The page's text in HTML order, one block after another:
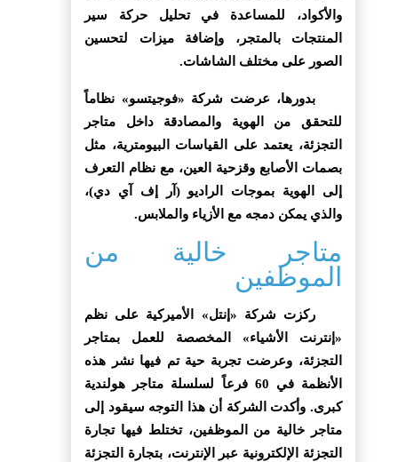
والأكواد، للمساعدة في تحليل حركة سير
المنتجات بالمتجر، وإضافة ميزات لتحسين
الصور على مختلف الشاشات.
بدورها، عرضت شركة «فوجيتسو» نظاماً
للتحقق من الهوية والمصادقة داخل متاجر
التجزئة، يعتمد على القياسات البيومترية، مثل
بصمات الأصابع وقزحية العين، مع نظام التعرف
إلى الهوية بموجات الراديو (آر إف آي دي)،
والذي يمكن دمجه مع الأزياء والملابس.
متاجر خالية من
الموظفين
ركزت شركة «إنتل» الأميركية على نظم
«إنترنت الأشياء» المخصصة للعمل بمتاجر
التجزئة، وعرضت تجربة حية تم فيها نشر هذه
الأنظمة في 60 فرعاً لسلسلة متاجر هولندية
كبرى. وأكدت الشركة أن هذا التوجه سيقود إلى
متاجر خالية من الموظفين، تختلط فيها تجارة
التجزئة الإلكترونية عبر الإنترنت، بتجارة التجزئة